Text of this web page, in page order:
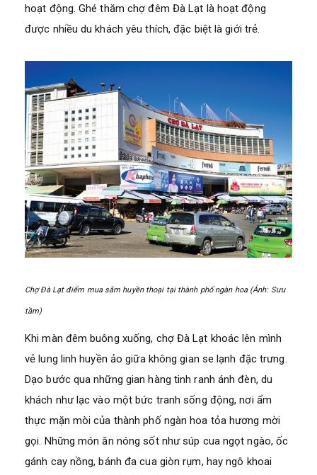
hoạt động. Ghé thăm chợ đêm Đà Lạt là hoạt động
được nhiều du khách yêu thích, đặc biệt là giới trẻ.
Chợ Đà Lạt điểm mua sắm huyền thoại tại thành phố ngàn hoa (Ảnh: Sưu
tầm)
Khi màn đêm buông xuống, chợ Đà Lạt khoác lên mình
vẻ lung linh huyền ảo giữa không gian se lạnh đặc trưng.
Dạo bước qua những gian hàng tinh ranh ánh đèn, du
khách như lạc vào một bức tranh sống động, nơi ẩm
thực mặn mòi của thành phố ngàn hoa tỏa hương mời
gọi. Những món ăn nóng sốt như súp cua ngọt ngào, ốc
gánh cay nồng, bánh đa cua giòn rụm, hay ngô khoai